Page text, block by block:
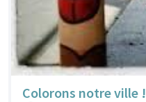
Colorons notre ville !